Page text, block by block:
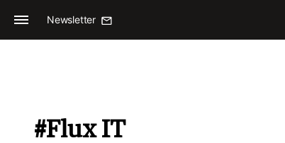
Newsletter
#Flux IT